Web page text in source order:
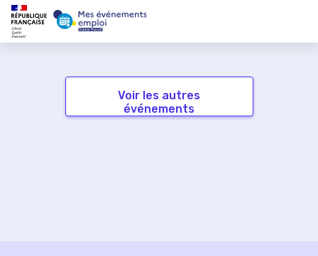
Voir les autres
événements